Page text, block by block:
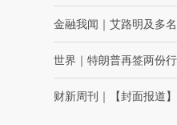
金融我闻 ｜ 艾路明及多
世界 ｜ 特朗普再签两份
财新周刊 ｜ 【封面报道